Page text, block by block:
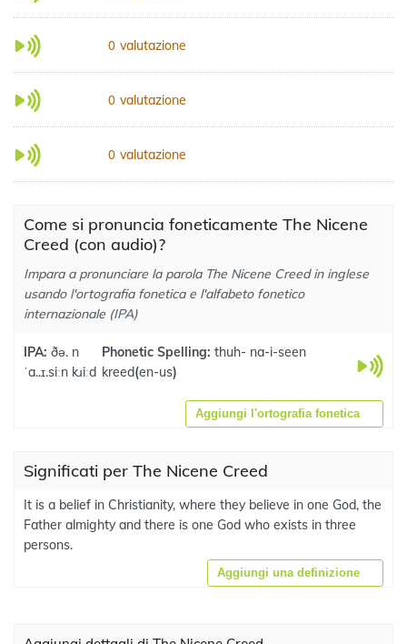
0 valutazione
0 valutazione
0 valutazione
Come si pronuncia foneticamente The Nicene
Creed (con audio)?
Impara a pronunciare la parola The Nicene Creed in inglese
usando l'ortografia fonetica e l'alfabeto fonetico
internazionale (IPA)
IPA: ðə. n
ˈa..ɪ.siːn kɹiːd
Phonetic Spelling: thuh- na-i-seen
kreed(en-us)
Aggiungi l'ortografia fonetica
Significati per The Nicene Creed
It is a belief in Christianity, where they believe in one God, the
Father almighty and there is one God who exists in three
persons.
Aggiungi una definizione